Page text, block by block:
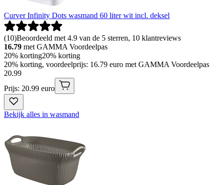
Curver Infinity Dots wasmand 60 liter wit incl. deksel
(10)Beoordeeld met 4.9 van de 5 sterren, 10 klantreviews
16.79 met GAMMA Voordeelpas
20% korting20% korting
20% korting, voordeelprijs: 16.79 euro met GAMMA Voordeelpas
20.99
Prijs: 20.99 euro
Bekijk alles in wasmand